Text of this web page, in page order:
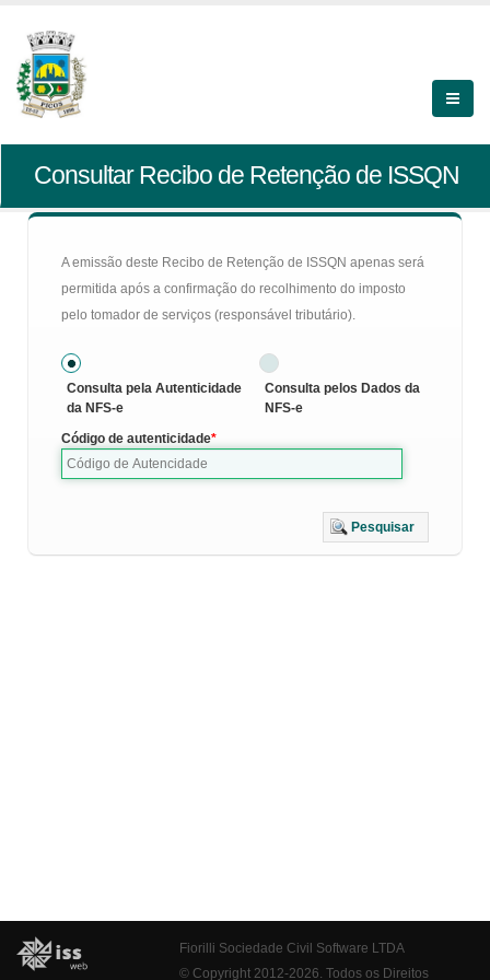
Consultar Recibo de Retenção de ISSQN
A emissão deste Recibo de Retenção de ISSQN apenas será
permitida após a confirmação do recolhimento do imposto
pelo tomador de serviços (responsável tributário).
Consulta pela Autenticidade
da NFS-e
Consulta pelos Dados da
NFS-e
Código de autenticidade
Pesquisar
Fiorilli Sociedade Civil Software LTDA
© Copyright 2012-2026. Todos os Direitos